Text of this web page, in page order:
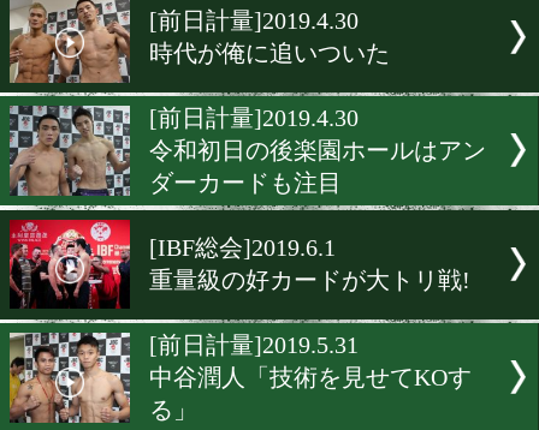
[前日計量]2019.6.12
小原佳太「格の違いを見せ
[前日計量]2019.6.12
ベルトをかけて2年ぶりに
[前日計量]2019.4.30
時代が俺に追いついた